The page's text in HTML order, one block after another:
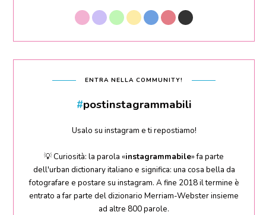
ENTRA NELLA COMMUNITY!
#postinstagrammabili
Usalo su instagram e ti repostiamo!
💡 Curiosità: la parola «instagrammabile» fa parte
dell'urban dictionary italiano e significa: una cosa bella da
fotografare e postare su instagram. A fine 2018 il termine è
entrato a far parte del dizionario Merriam-Webster insieme
ad altre 800 parole.